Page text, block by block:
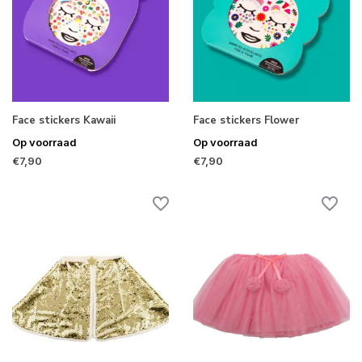
Face stickers Kawaii
Op voorraad
€7,90
Face stickers Flower
Op voorraad
€7,90